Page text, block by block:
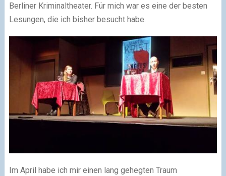
Berliner Kriminaltheater. Für mich war es eine der besten
Lesungen, die ich bisher besucht habe.
Im April habe ich mir einen lang gehegten Traum